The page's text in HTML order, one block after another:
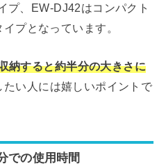
プ、EW-DJ42はコンパクト
プとなっています。
納すると約半分の大きさに
い人には嬉しいポイントで
での使用時間